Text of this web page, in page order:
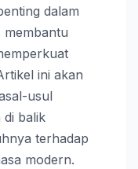
dalam
membantu
ini akan
usul
di balik
terhadap
modern.